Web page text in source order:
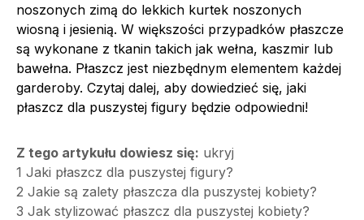
noszonych zimą do lekkich kurtek noszonych
wiosną i jesienią. W większości przypadków płaszcze
są wykonane z tkanin takich jak wełna, kaszmir lub
bawełna. Płaszcz jest niezbędnym elementem każdej
garderoby. Czytaj dalej, aby dowiedzieć się, jaki
płaszcz dla puszystej figury będzie odpowiedni!
Z tego artykułu dowiesz się: ukryj
1 Jaki płaszcz dla puszystej figury?
2 Jakie są zalety płaszcza dla puszystej kobiety?
3 Jak stylizować płaszcz dla puszystej kobiety?